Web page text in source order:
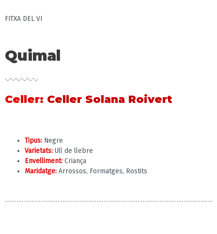
FITXA DEL VI
Quimal
Celler: Celler Solana Roivert
Tipus: Negre
Varietats: Ull de llebre
Envelliment:Criança
Maridatge:Arrossos, Formatges, Rostits